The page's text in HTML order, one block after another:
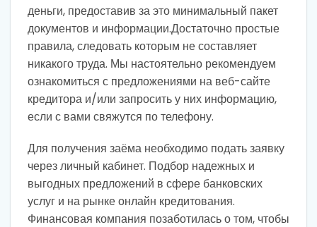
деньги, предоставив за это минимальный пакет
документов и информации.Достаточно простые
правила, следовать которым не составляет
никакого труда. Мы настоятельно рекомендуем
ознакомиться с предложениями на веб-сайте
кредитора и/или запросить у них информацию,
если с вами свяжутся по телефону.
Для получения заёма необходимо подать заявку
через личный кабинет. Подбор надежных и
выгодных предложений в сфере банковских
услуг и на рынке онлайн кредитования.
Финансовая компания позаботилась о том, чтобы